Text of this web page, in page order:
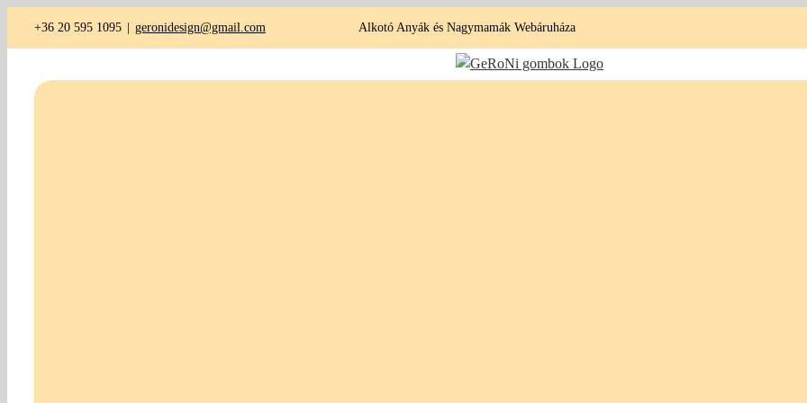
+36 20 595 1095 | geronidesign@gmail.com